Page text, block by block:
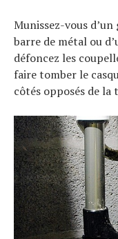
Munissez-vous
barre de métal ou
défoncez les
faire tomber le
côtés opposés de